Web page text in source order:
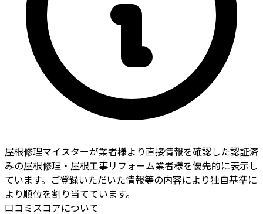
屋根修理マイスターが業者様より直接情報を確認した認証済
みの屋根修理・屋根工事リフォーム業者様を優先的に表示し
ています。ご登録いただいた情報等の内容により独自基準に
より順位を割り当てています。
口コミスコアについて